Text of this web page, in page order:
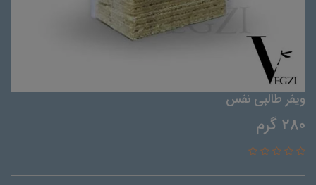
ویفر طالبی نفس
280 گرم